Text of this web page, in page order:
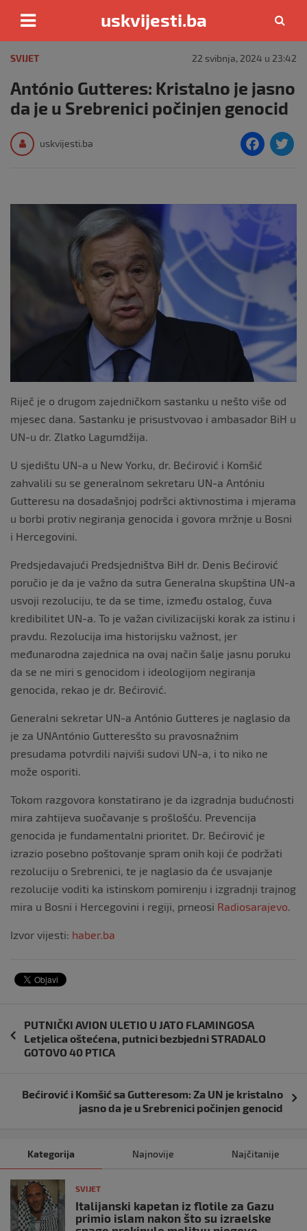
content
uskvijesti.ba
SVIJET 22 svibnja, 2024 u 23:42
António Gutteres: Kristalno je jasno
da je u Srebrenici počinjen genocid
uskvijesti.ba
F
e
b
o
o
Riječ je o drugom zajedničkom sastanku u nešto više od
mjesec dana. Sastanku je prisustvovao i ambasador BiH u
UN-u dr. Zlatko Lagumdžija.
U sjedištu UN-a u New Yorku, dr. Bećirović i Komšić
zahvalili su se generalnom sekretaru UN-a Antóniu
Gutteresu na dosadašnjoj podršci aktivnostima i mjerama
u borbi protiv negiranja genocida i govora mržnje u Bosni
i Hercegovini.
Predsjedavajući Predsjedništva BiH dr. Denis Bećirović
poručio je da je važno da sutra Generalna skupština UN-a
usvoji rezoluciju, te da se time, između ostalog, čuva
kredibilitet UN-a. To je važan civilizacijski korak za istinu i
pravdu. Rezolucija ima historijsku važnost, jer
međunarodna zajednica na ovaj način šalje jasnu poruku
da se ne miri s genocidom i ideologijom negiranja
genocida, rekao je dr. Bećirović.
Generalni sekretar UN-a António Gutteres je naglasio da
je za UNAntónio Gutteresšto su pravosnažnim
presudama potvrdili najviši sudovi UN-a, i to niko ne
može osporiti.
Tokom razgovora konstatirano je da izgradnja budućnosti
mira zahtijeva suočavanje s prošlošću. Prevencija
genocida je fundamentalni prioritet. Dr. Bećirović je
izrazio posebno poštovanje spram onih koji će podržati
rezoluciju o Srebrenici, te je naglasio da će usvajanje
rezolucije voditi ka istinskom pomirenju i izgradnji trajnog
mira u Bosni i Hercegovini i regiji, prneosi Radiosarajevo.
Izvor vijesti: haber.ba
Navigacija
objava
PUTNIČKI AVION ULETIO U JATO FLAMINGOSA
Lеtjеlica oštеćеna, putnici bеzbjеdni STRADALO
GOTOVO 40 PTICA
Bećirović i Komšić sa Gutteresom: Za UN je kristalno
jasno da je u Srebrenici počinjen genocid
Kategorija Najnovije Najčitanije
SVIJET
Italijanski kapetan iz flotile za Gazu
primio islam nakon što su izraelske